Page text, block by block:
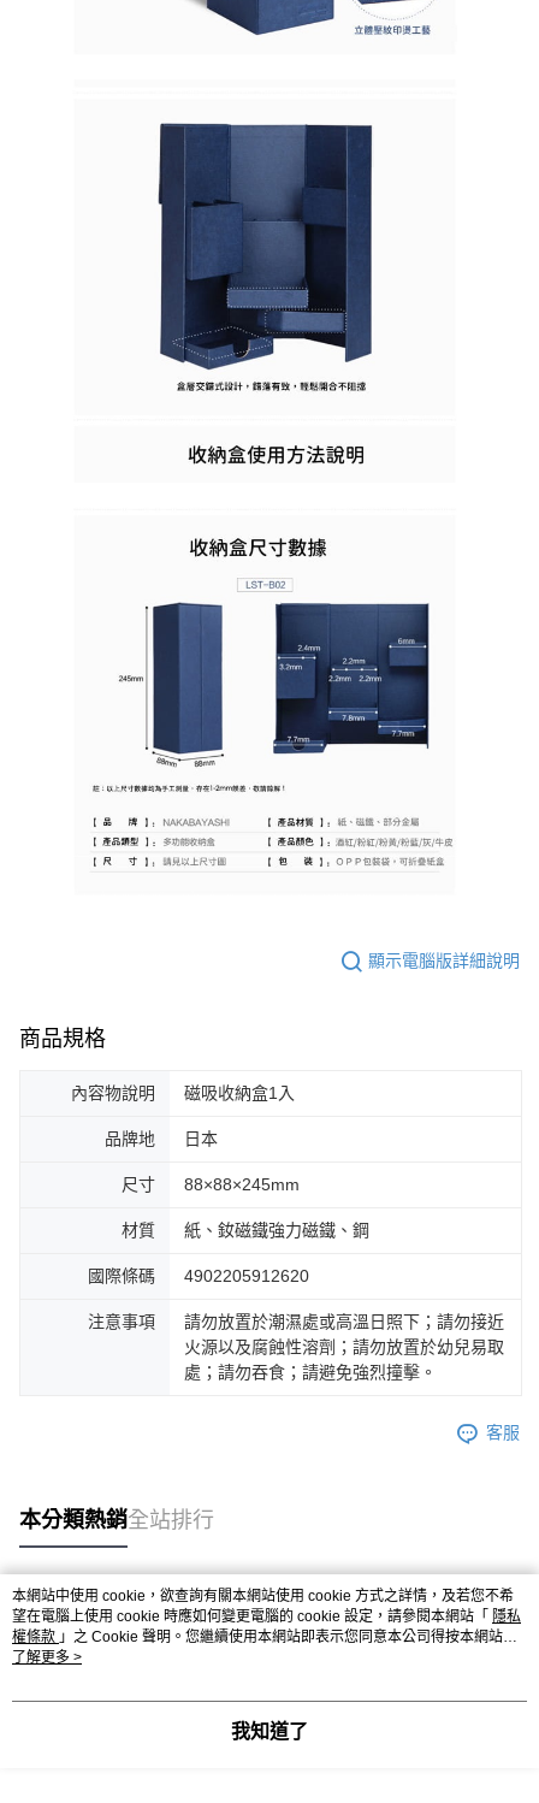
顯示電腦版詳細說明
商品規格
內容物說明 磁吸收納盒1入
品牌地 日本
尺寸 88×88×245mm
材質 紙、釹磁鐵強力磁鐵、鋼
國際條碼 4902205912620
注意事項
請勿放置於潮濕處或高溫日照下；請勿接近
火源以及腐蝕性溶劑；請勿放置於幼兒易取
處；請勿吞食；請避免強烈撞擊。
客服
本分類熱銷全站排行
熱門標籤
本網站中使用 cookie，欲查詢有關本網站使用 cookie 方式之詳情，及若您不希
望在電腦上使用 cookie 時應如何變更電腦的 cookie 設定，請參閱本網站「 隱私
權條款 」之 Cookie 聲明。您繼續使用本網站即表示您同意本公司得按本網站使
用條款之 Cookie 聲明使用 cookie。
了解更多 >
我知道了